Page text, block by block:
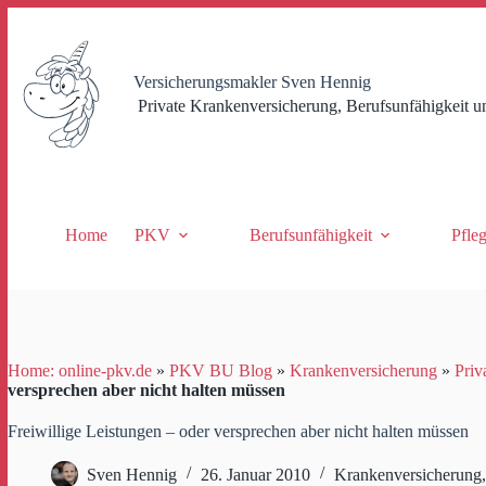
springen
Versicherungsmakler Sven Hennig
Private Krankenversicherung, Berufsunfähigkeit
Home PKV Berufsunfähigkeit
Home: online-pkv.de » PKV BU Blog » Krankenversicherung »
versprechen aber nicht halten müssen
Freiwillige Leistungen – oder versprechen aber nicht halten müssen
Sven Hennig 26. Januar 2010 Krankenversicherung